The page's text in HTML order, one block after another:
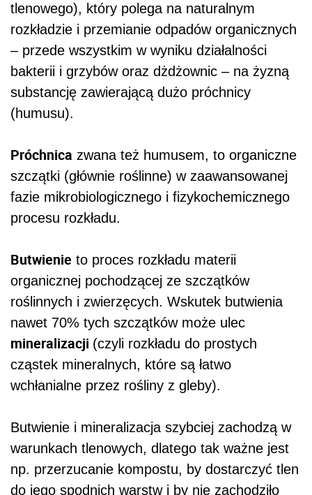
tlenowego), który polega na naturalnym
rozkładzie i przemianie odpadów organicznych
– przede wszystkim w wyniku działalności
bakterii i grzybów oraz dżdżownic – na żyzną
substancję zawierającą dużo próchnicy
(humusu).
Próchnica zwana też humusem, to organiczne
szczątki (głównie roślinne) w zaawansowanej
fazie mikrobiologicznego i fizykochemicznego
procesu rozkładu.
Butwienie to proces rozkładu materii
organicznej pochodzącej ze szczątków
roślinnych i zwierzęcych. Wskutek butwienia
nawet 70% tych szczątków może ulec
mineralizacji (czyli rozkładu do prostych
cząstek mineralnych, które są łatwo
wchłanialne przez rośliny z gleby).
Butwienie i mineralizacja szybciej zachodzą w
warunkach tlenowych, dlatego tak ważne jest
np. przerzucanie kompostu, by dostarczyć tlen
do jego spodnich warstw i by nie zachodziło